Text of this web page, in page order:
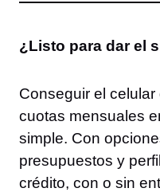
¿Listo para dar el
Conseguir el
cuotas mensuales
simple. Con
presupuestos y
crédito, con o sin